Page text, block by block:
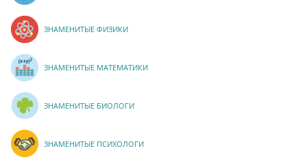
ЗНАМЕНИТЫЕ ФИЗИКИ
ЗНАМЕНИТЫЕ МАТЕМАТИКИ
ЗНАМЕНИТЫЕ БИОЛОГИ
ЗНАМЕНИТЫЕ ПСИХОЛОГИ